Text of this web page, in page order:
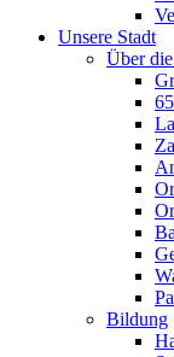
Unsere Stadt
Über
Bildung